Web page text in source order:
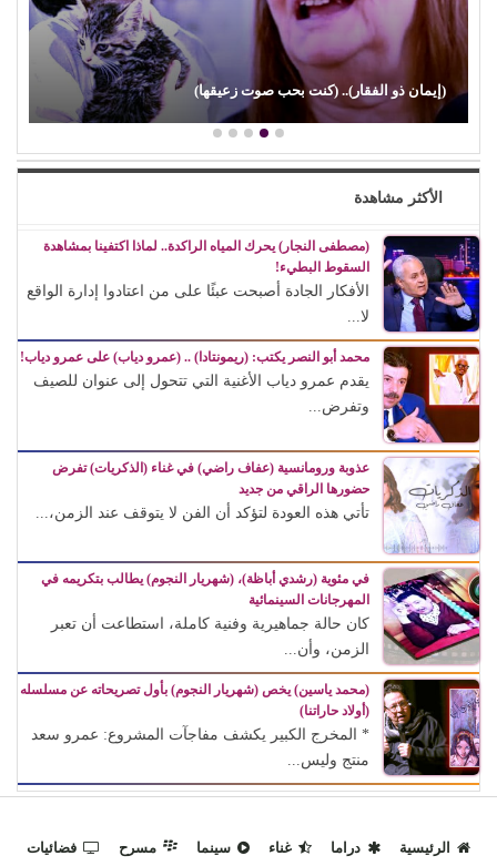
(إيمان ذو الفقار).. (كنت بحب صوت زعيقها)
الأكثر مشاهدة
(مصطفى النجار) يحرك المياه الراكدة.. لماذا اكتفينا بمشاهدة
السقوط البطيء!
الأفكار الجادة أصبحت عبئًا على من اعتادوا إدارة الواقع
لا...
محمد أبو النصر يكتب: (ريمونتادا) .. (عمرو دياب) على عمرو دياب!
يقدم عمرو دياب الأغنية التي تتحول إلى عنوان للصيف
وتفرض...
عذوبة ورومانسية (عفاف راضي) في غناء (الذكريات) تفرض
حضورها الراقي من جديد
تأتي هذه العودة لتؤكد أن الفن لا يتوقف عند الزمن،...
في مئوية (رشدي أباظة)، (شهريار النجوم) يطالب بتكريمه في
المهرجانات السينمائية
كان حالة جماهيرية وفنية كاملة، استطاعت أن تعبر
الزمن، وأن...
(محمد ياسين) يخص (شهريار النجوم) بأول تصريحاته عن مسلسله
(أولاد حاراتنا)
* المخرج الكبير يكشف مفاجآت المشروع: عمرو سعد
منتج وليس...
الرئيسية دراما غناء سينما مسرح فضائيات